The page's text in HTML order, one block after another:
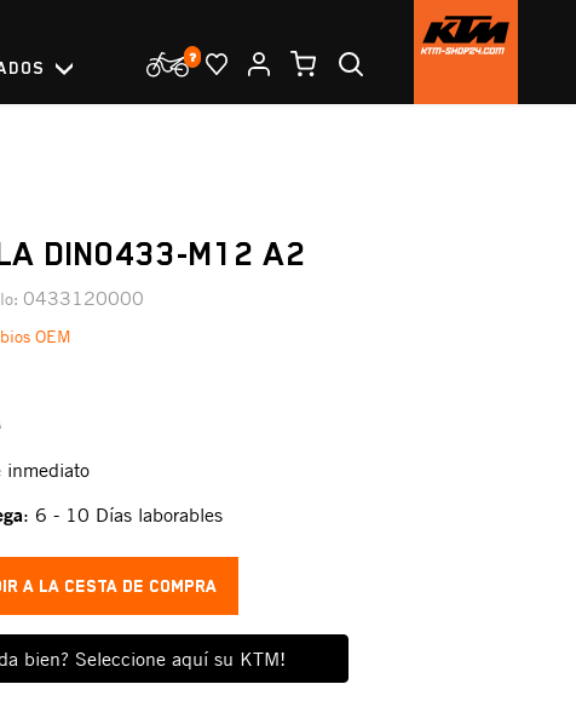
DIN0433-M12 A2
0433120000
OEM
inmediato
: 6 - 10 Días laborables
bien? Seleccione aquí su KTM!
A LA CESTA DE COMPRA